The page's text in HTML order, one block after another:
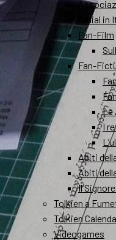
Smial in
Fan-Film
Fan-
Le
I
Abiti
Abiti
Il
Tolkien a
Tolkien
Videogames